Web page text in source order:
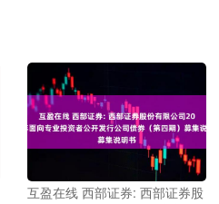
互盈在线 西部证券: 西部证券股